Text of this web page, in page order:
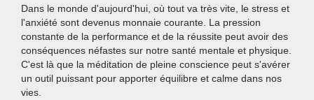
Dans le monde d'aujourd'hui, où tout va très vite, le stress et
l'anxiété sont devenus monnaie courante. La pression
constante de la performance et de la réussite peut avoir des
conséquences néfastes sur notre santé mentale et physique.
C'est là que la méditation de pleine conscience peut s'avérer
un outil puissant pour apporter équilibre et calme dans nos
vies.